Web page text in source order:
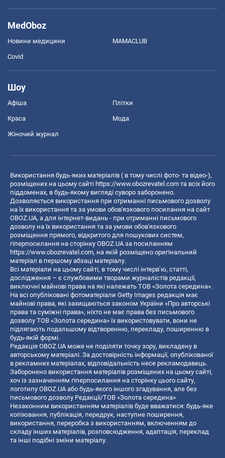
MedOboz
Новини медицини MAMACLUB
Covid
Шоу
Афіша Плітки
Краса Мода
Жіночий журнал
Використання будь-яких матеріалів ( в тому числі фото- та відео-),
розміщених на цьому сайті https://www.obozrevatel.com та всіх його
піддоменах, в будь-якому вигляді суворо заборонено.
Дозволяється використання при отриманні письмового дозволу
на їх використання та за умови обов'язкового посилання на сайт
OBOZ.UA, а для інтернет-видань - при отриманні письмового
дозволу на їх використання та за умови обов'язкового
розміщення прямого, відкритого для пошукових систем,
гіперпосилання на сторінку OBOZ.UA за посиланням
https://www.obozrevatel.com, на якій розміщено оригінальний
матеріал в першому абзаці матеріалу.
Всі матеріали на цьому сайті, в тому числі інтерв’ю, статті,
дослідження – є службовими творами журналістів редакції,
виключні майнові права на які належать ТОВ «Золота середина».
На всі опубліковані фотоматеріали Getty Images редакція має
майнові права, які захищаються законом України «Про авторські
права та суміжні права», ніхто не має права без письмового
дозволу ТОВ «Золота середина» їх використовувати, вони не
підлягають подальшому відтворенню, перекладу, поширенню в
будь-якій формі.
Редакція OBOZ.UA може не поділяти точку зору, викладену в
авторському матеріалі. За достовірність інформації, опублікованої
в рекламних матеріалах, відповідальність несе рекламодавець.
Заборонено використання матеріалів розміщених на цьому сайті,
хоч із зазначенням гіперпосилання на сторінку цього сайту,
логотипу OBOZ.UA або будь-якого іншого згадування, але без
письмового дозволу Редакції/ТОВ «Золота середина»
Незаконним використанням матеріалів буде вважатися: будь-яке
копiювання, публiкацiя, передрук, наступне поширення,
використання, переробка з використанням, включенням до
складу інших матеріалів, розповсюдження, адаптація, переклад
та інші подібні зміни матеріалу.